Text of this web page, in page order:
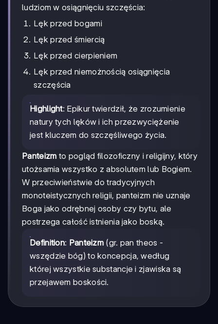
ludziom w osiągnięciu szczęścia:
Lęk przed bogami
Lęk przed śmiercią
Lęk przed cierpieniem
Lęk przed niemożnością osiągnięcia
szczęścia
Highlight: Epikur twierdził, że zrozumienie
natury tych lęków i ich przezwyciężenie
jest kluczem do szczęśliwego życia.
Panteizm to pogląd filozoficzny i religijny, który
utożsamia wszystko z absolutem lub Bogiem.
W przeciwieństwie do tradycyjnych
monoteistycznych religii, panteizm nie uznaje
Boga jako odrębnej osoby czy bytu, ale
postrzega całość istnienia jako boską.
Definition: Panteizm (gr. pan theos -
wszędzie bóg) to koncepcja, według
której wszystkie substancje i zjawiska są
przejawem boskości.